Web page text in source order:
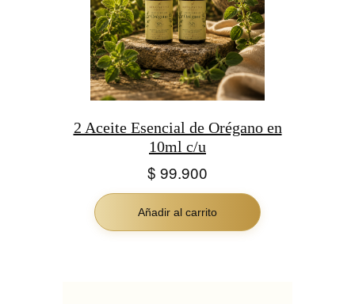
2 Aceite Esencial de Orégano en
10ml c/u
$ 99.900
Añadir al carrito